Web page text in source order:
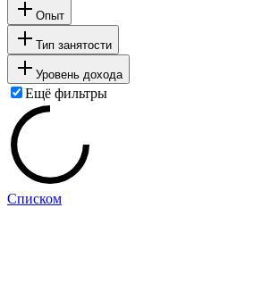
Опыт
Тип занятости
Уровень дохода
Ещё фильтры
Списком